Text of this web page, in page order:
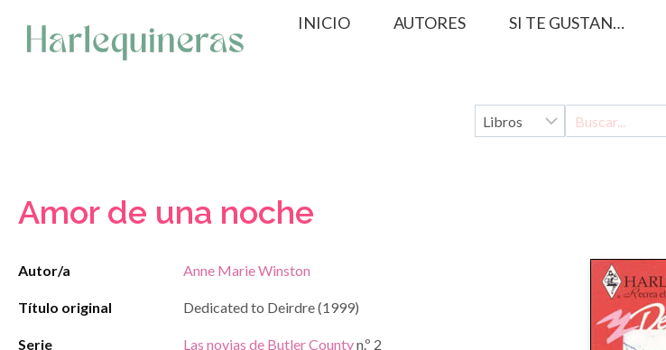
contenido
INICIO AUTORES SI TE GUSTAN…
Amor de una noche
Autor/a Anne Marie Winston
Título original Dedicated to Deirdre (1999)
Serie Las novias de Butler Countyn.º 2